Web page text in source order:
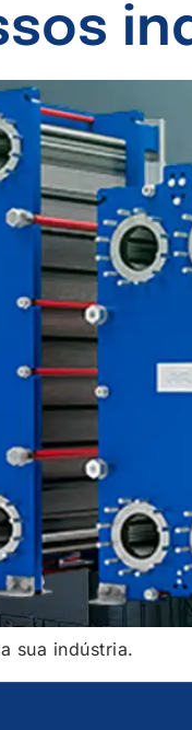
sua indústria.